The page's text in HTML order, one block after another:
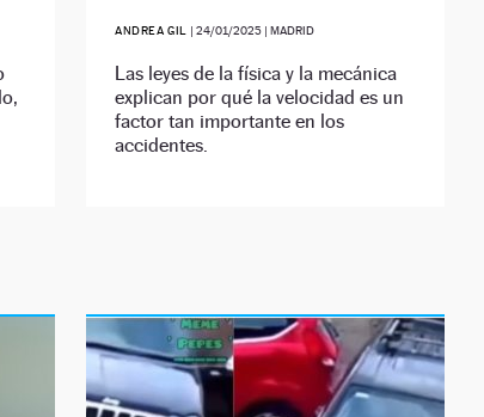
ANDREA GIL |24/01/2025 | MADRID
Las leyes de la física y la mecánica
explican por qué la velocidad es un
factor tan importante en los
accidentes.